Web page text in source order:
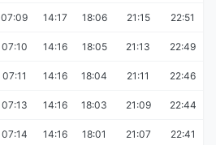
07:09 14:17 18:06 21:15 22:51
07:10 14:16 18:05 21:13 22:49
07:11 14:16 18:04 21:11 22:46
07:13 14:16 18:03 21:09 22:44
07:14 14:16 18:01 21:07 22:41